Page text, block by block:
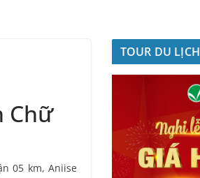
Chữ
05 km, Aniise
TOUR DU LỊCH